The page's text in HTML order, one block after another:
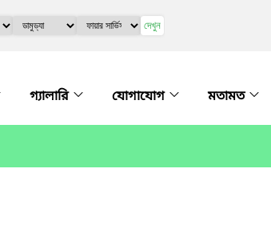
দেখুন
গ্যালারি যোগাযোগ মতামত